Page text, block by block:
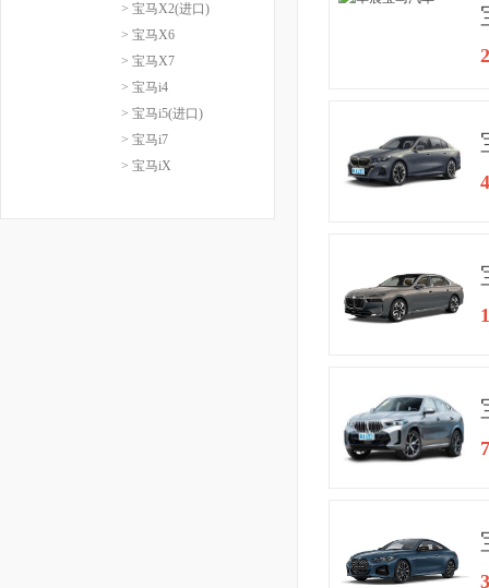
> 宝马X2(进口)
> 宝马X6
> 宝马X7
> 宝马i4
> 宝马i5(进口)
> 宝马i7
> 宝马iX